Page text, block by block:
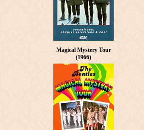
Magical Mystery Tour
(1966)